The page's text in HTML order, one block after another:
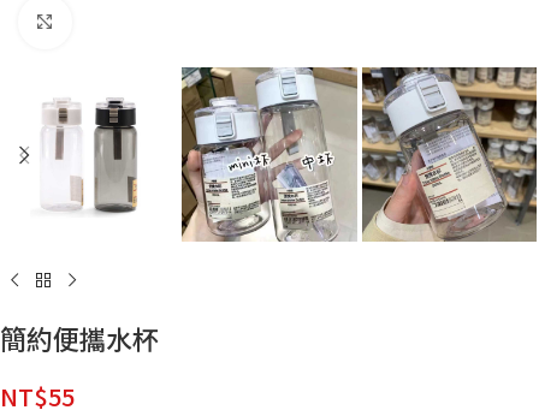
簡約便攜水杯
NT$55